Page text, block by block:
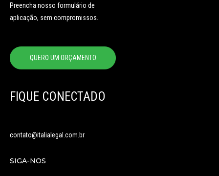
Preencha nosso formulário de
aplicação, sem compromissos.
QUERO UM ORÇAMENTO
FIQUE CONECTADO
contato@italialegal.com.br
SIGA-NOS